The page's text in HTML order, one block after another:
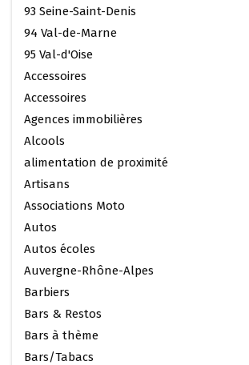
93 Seine-Saint-Denis
94 Val-de-Marne
95 Val-d'Oise
Accessoires
Accessoires
Agences immobilières
Alcools
alimentation de proximité
Artisans
Associations Moto
Autos
Autos écoles
Auvergne-Rhône-Alpes
Barbiers
Bars & Restos
Bars à thème
Bars/Tabacs